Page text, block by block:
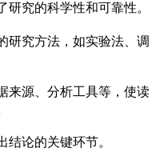
究的科学性和可靠性。
研究方法，如实验法、调
来源、分析工具等，使读
论的关键环节。